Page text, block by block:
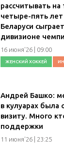
рассчитывать
четыре-пять
Беларуси
дивизионе
16 июня'26 | 09:00
ЖЕНСКИЙ ХОККЕЙ
Андрей Башко:
в кулуарах была
визиту. Много
поддержки
11 июня'26 | 23:25